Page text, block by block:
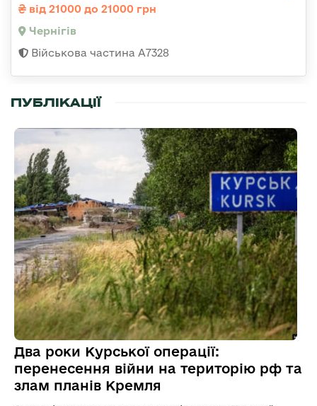
від 21000 до 21000 грн
Чернігів
Військова частина А7328
ПУБЛІКАЦІЇ
Два роки Курської операції:
перенесення війни на територію рф та
злам планів Кремля